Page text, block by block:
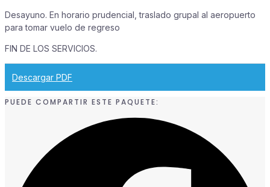
Desayuno. En horario prudencial, traslado grupal al aeropuerto
para tomar vuelo de regreso
FIN DE LOS SERVICIOS.
Descargar PDF
PUEDE COMPARTIR ESTE PAQUETE: